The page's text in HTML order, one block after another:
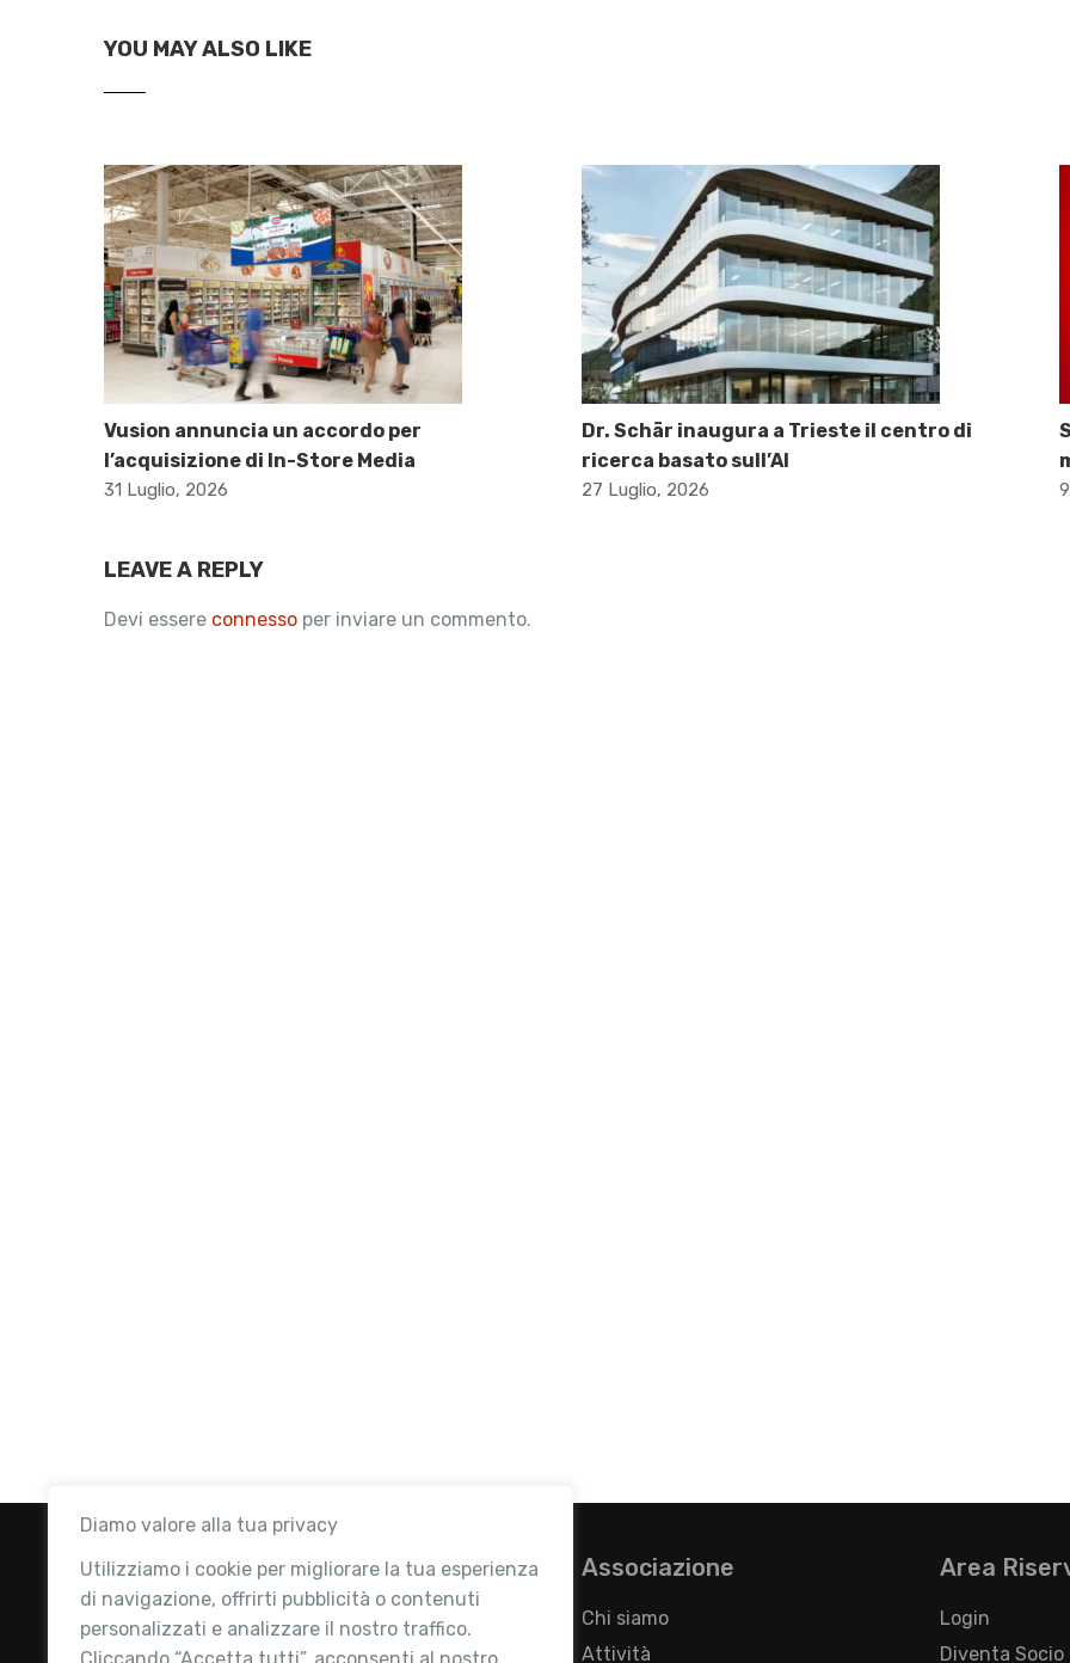
Diamo valore alla tua privacy
Utilizziamo i cookie per migliorare la tua esperienza
di navigazione, offrirti pubblicità o contenuti
personalizzati e analizzare il nostro traffico.
YOU MAY ALSO LIKE
Vusion annuncia un accordo per
l’acquisizione di In-Store Media
31 Luglio, 2026
Dr. Schär inaugura a Trieste il centro di
ricerca basato sull’AI
27 Luglio, 2026
LEAVE A REPLY
Devi essere connesso per inviare un commento.
Associazione
Chi siamo
Attività
Area
Login
Diventa Socio